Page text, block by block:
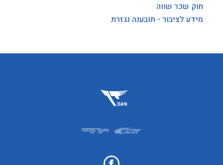
חוק שכר שווה
מידע לציבור - תובענה נגזרת